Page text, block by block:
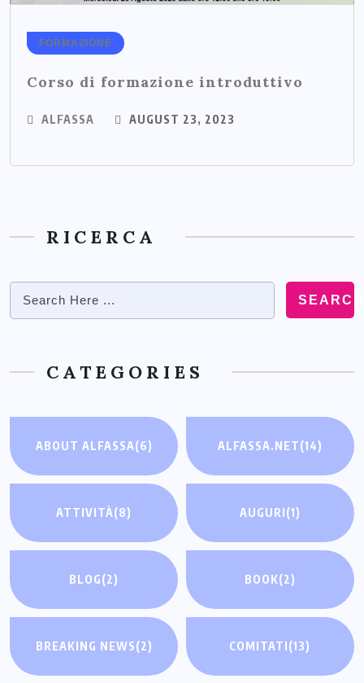
FORMAZIONE
Corso di formazione introduttivo
ALFASSA AUGUST 23, 2023
RICERCA
SEARCH
CATEGORIES
ABOUT ALFASSA(6) ALFASSA.NET(14)
ATTIVITÀ(8) AUGURI(1)
BLOG(2) BOOK(2)
BREAKING NEWS(2) COMITATI(13)